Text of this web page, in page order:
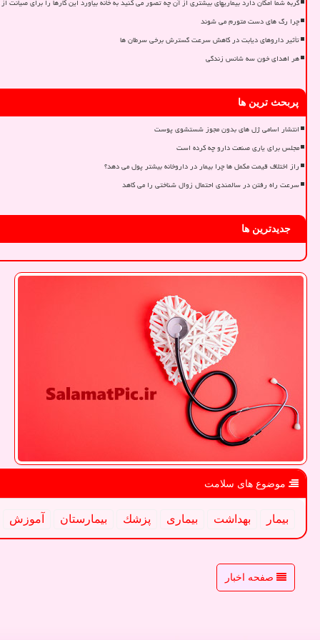
چرا رگ های دست متورم می شوند
تأثیر داروهای دیابت در کاهش سرعت گسترش برخی سرطان ها
هر اهدای خون سه شانس زندگی
پربحث ترین ها
انتشار اسامی ژل های بدون مجوز شستشوی پوست
مجلس برای یاری صنعت دارو چه کرده است
راز اختلاف قیمت مکمل ها چرا بیمار در داروخانه بیشتر پول می دهد؟
سرعت راه رفتن در سالمندی احتمال زوال شناختی را می کاهد
جدیدترین ها
موضوع های سلامت
بیمار بهداشت بیماری پزشك بیمارستان آموزش
صفحه اخبار